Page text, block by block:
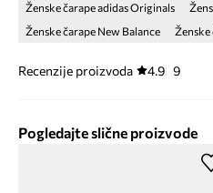
Ženske čarape adidas Originals
Ženske čarape New Balance
Ženske
Recenzije proizvoda 4.9 9
Pogledajte slične proizvode